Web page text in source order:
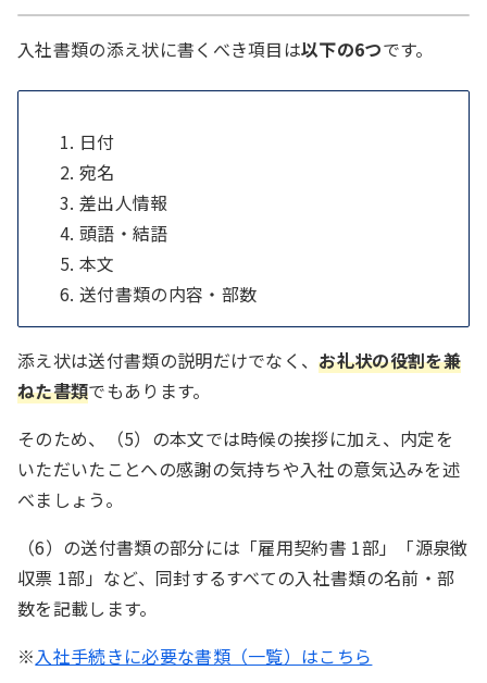
入社書類の添え状に書くべき項目は以下の6つです。
日付
宛名
差出人情報
頭語・結語
本文
送付書類の内容・部数
添え状は送付書類の説明だけでなく、お礼状の役割を兼
ねた書類でもあります。
そのため、（5）の本文では時候の挨拶に加え、内定を
いただいたことへの感謝の気持ちや入社の意気込みを述
べましょう。
（6）の送付書類の部分には「雇用契約書 1部」「源泉徴
収票 1部」など、同封するすべての入社書類の名前・部
数を記載します。
※入社手続きに必要な書類（一覧）はこちら